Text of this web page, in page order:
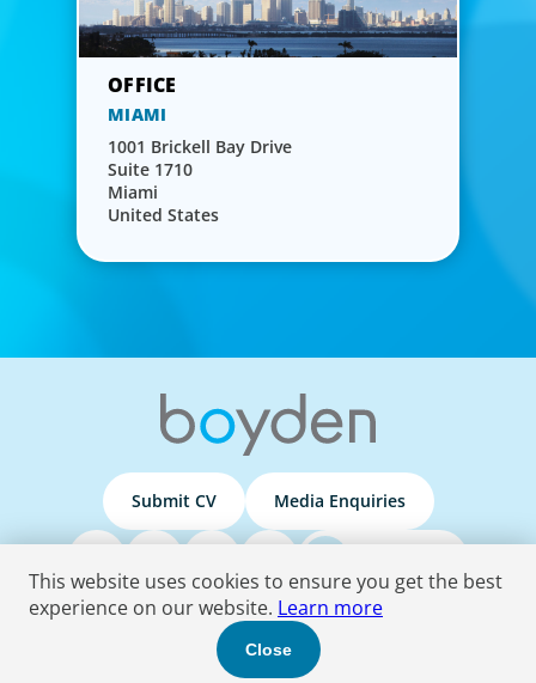
MIAMI
1001 Brickell Bay Drive
Suite 1710
Miami
United States
Submit CV Media Enquiries
Privacy Policy Do Not Sell
This website uses cookies to ensure you get the best
experience on our website. Learn more
Close